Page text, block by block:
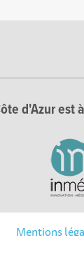
la
d'Azur
Mentions